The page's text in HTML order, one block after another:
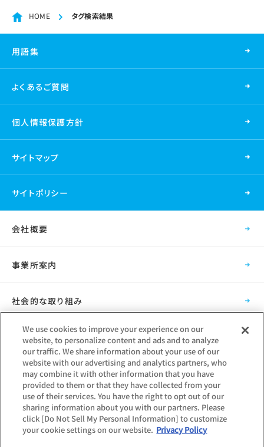
HOME タグ検索結果
用語集
よくあるご質問
個人情報保護方針
サイトマップ
サイトポリシー
会社概要
事業所案内
社会的な取り組み
採用情報
グループ会社
We use cookies to improve your experience on our
website, to personalize content and ads and to analyze
our traffic. We share information about your use of our
website with our advertising and analytics partners, who
may combine it with other information that you have
provided to them or that they have collected from your
use of their services. You have the right to opt out of our
sharing information about you with our partners. Please
click [Do Not Sell My Personal Information] to customize
your cookie settings on our website. Privacy Policy